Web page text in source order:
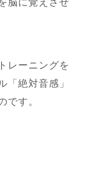
レーニングを
「絶対音感」
です。